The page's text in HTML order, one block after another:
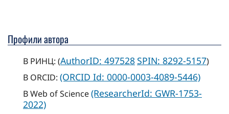
Профили автора
В РИНЦ: (AuthorID: 497528 SPIN: 8292-5157)
В ORCID: (ORCID Id: 0000-0003-4089-5446)
В Web of Science(ResearcherId: GWR-1753-
2022)